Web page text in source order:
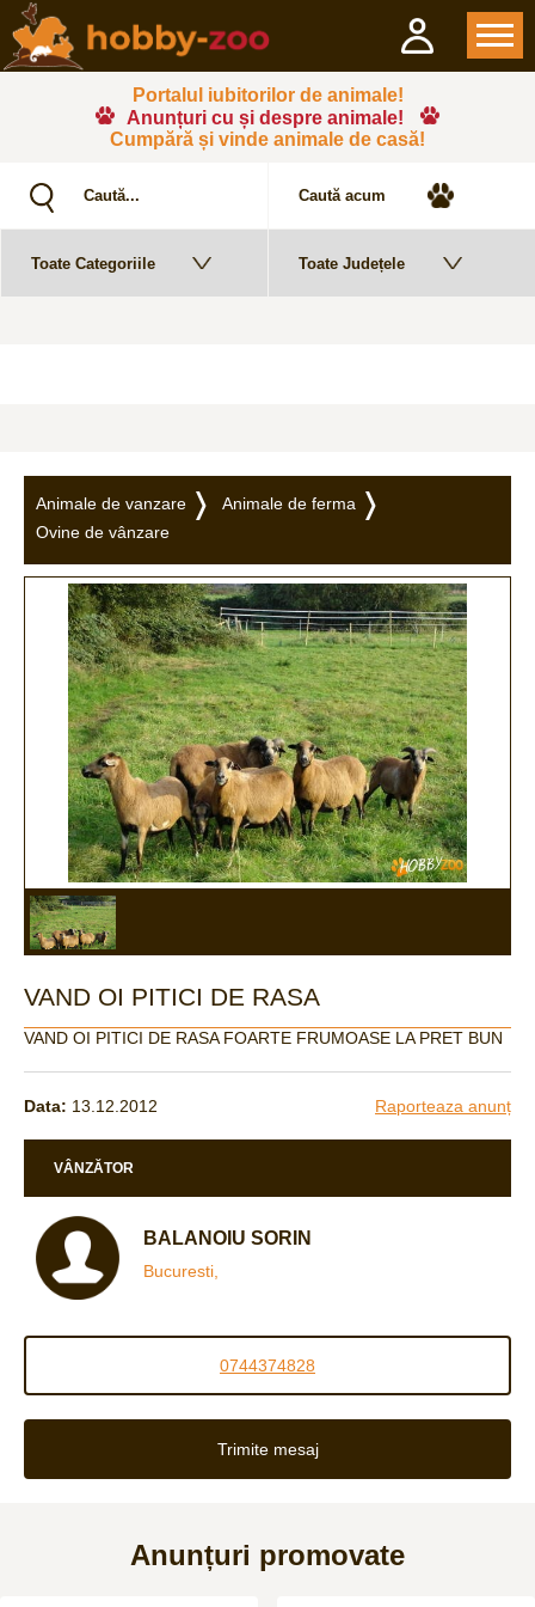
Portalul iubitorilor de animale!
Anunțuri cu și despre animale!
Cumpără și vinde animale de casă!
Animale de vanzare
Animale de ferma
Ovine de vânzare
VAND OI PITICI DE RASA
VAND OI PITICI DE RASA FOARTE FRUMOASE LA PRET BUN
Data: 13.12.2012 Raporteaza anunț
VÂNZĂTOR
BALANOIU SORIN
Bucuresti,
0744374828
Trimite mesaj
Anunțuri promovate